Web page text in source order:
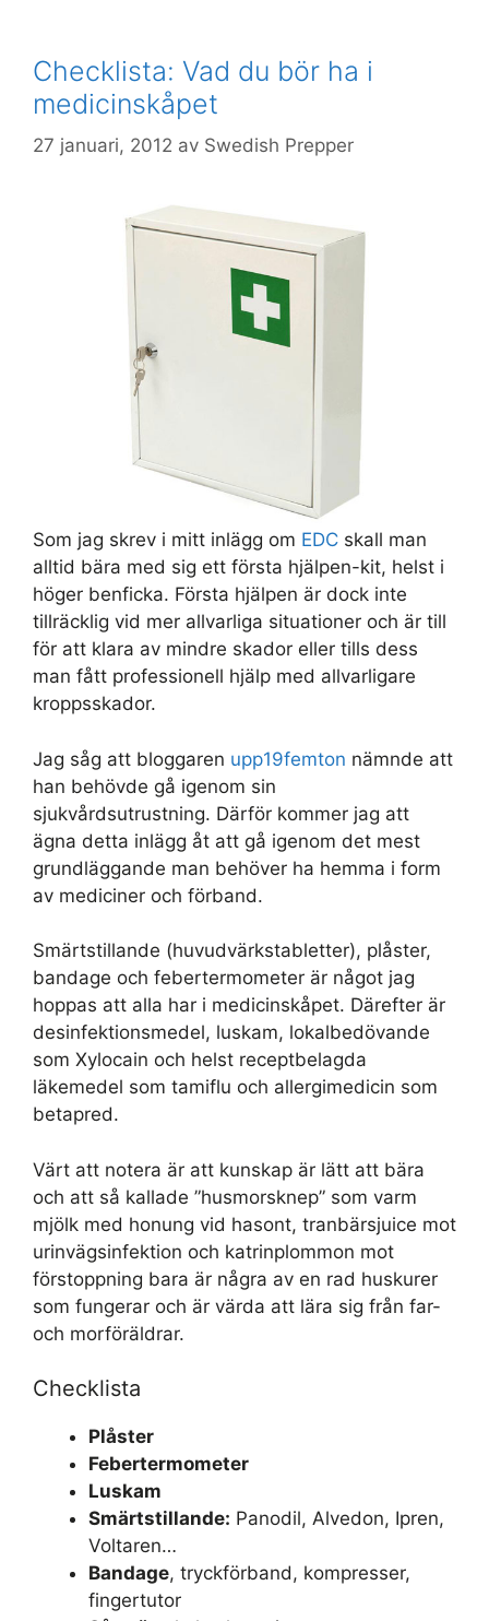
Checklista: Vad du bör ha i
medicinskåpet
27 januari, 2012 av Swedish Prepper
Som jag skrev i mitt inlägg om EDC skall man
alltid bära med sig ett första hjälpen-kit, helst i
höger benficka. Första hjälpen är dock inte
tillräcklig vid mer allvarliga situationer och är till
för att klara av mindre skador eller tills dess
man fått professionell hjälp med allvarligare
kroppsskador.
Jag såg att bloggaren upp19femton nämnde att
han behövde gå igenom sin
sjukvårdsutrustning. Därför kommer jag att
ägna detta inlägg åt att gå igenom det mest
grundläggande man behöver ha hemma i form
av mediciner och förband.
Smärtstillande (huvudvärkstabletter), plåster,
bandage och febertermometer är något jag
hoppas att alla har i medicinskåpet. Därefter är
desinfektionsmedel, luskam, lokalbedövande
som Xylocain och helst receptbelagda
läkemedel som tamiflu och allergimedicin som
betapred.
Värt att notera är att kunskap är lätt att bära
och att så kallade ”husmorsknep” som varm
mjölk med honung vid hasont, tranbärsjuice mot
urinvägsinfektion och katrinplommon mot
förstoppning bara är några av en rad huskurer
som fungerar och är värda att lära sig från far-
och morföräldrar.
Checklista
Plåster
Febertermometer
Luskam
Smärtstillande: Panodil, Alvedon, Ipren,
Voltaren…
Bandage, tryckförband, kompresser,
fingertutor